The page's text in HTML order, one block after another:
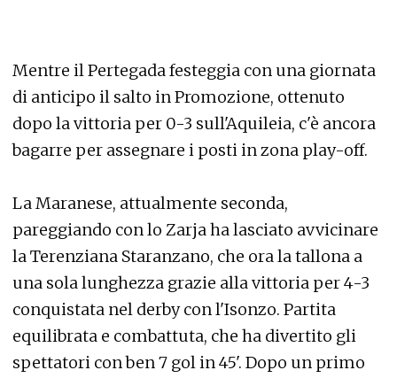
Mentre il Pertegada festeggia con una giornata
di anticipo il salto in Promozione, ottenuto
dopo la vittoria per 0-3 sull'Aquileia, c'è ancora
bagarre per assegnare i posti in zona play-off.
La Maranese, attualmente seconda,
pareggiando con lo Zarja ha lasciato avvicinare
la Terenziana Staranzano, che ora la tallona a
una sola lunghezza grazie alla vittoria per 4-3
conquistata nel derby con l'Isonzo. Partita
equilibrata e combattuta, che ha divertito gli
spettatori con ben 7 gol in 45'. Dopo un primo